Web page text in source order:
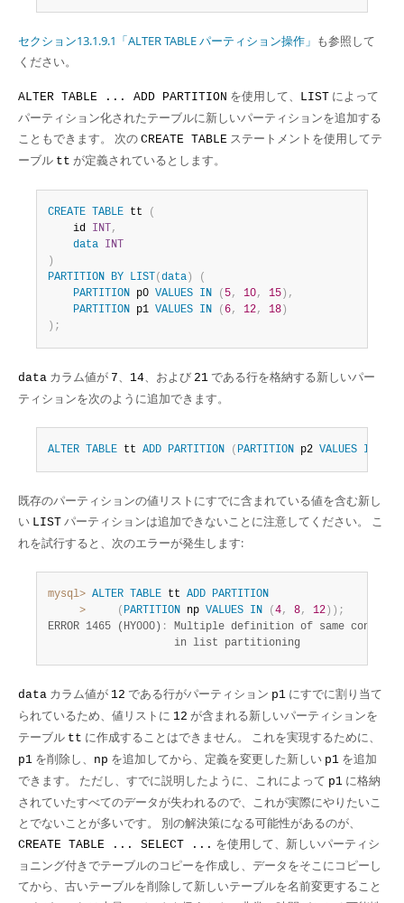
セクション13.1.9.1「ALTER TABLE パーティション操作」 も参照して
ください。
ALTER TABLE ... ADD PARTITION を使用して、 LIST によって
パーティション化されたテーブルに新しいパーティションを追加する
こともできます。 次の CREATE TABLE ステートメントを使用してテ
ーブル tt が定義されているとします。
CREATE TABLE tt
(
    id
INT ,
data INT
)
PARTITION BY LIST ( data )
(
PARTITION p0 VALUES IN ( 5, 10, 15 ) ,
PARTITION p1 VALUES IN ( 6, 12, 18 )
) ;
data カラム値が 7、 14、および 21 である行を格納する新しいパー
ティションを次のように追加できます。
ALTER TABLE tt ADD PARTITION ( PARTITION p2 VALUES IN
既存のパーティションの値リストにすでに含まれている値を含む新し
い LIST パーティションは追加できないことに注意してください。 こ
れを試行すると、次のエラーが発生します:
mysql> ALTER TABLE tt ADD PARTITION
>
( PARTITION np VALUES IN ( 4, 8, 12 ) ) ;
ERROR 1465 (HY000) :
Multiple definition of same constant
                    in list partitioning
data カラム値が 12 である行がパーティション p1 にすでに割り当て
られているため、値リストに 12 が含まれる新しいパーティションを
テーブル tt に作成することはできません。 これを実現するために、
p1 を削除し、 np を追加してから、定義を変更した新しい p1 を追加
できます。 ただし、すでに説明したように、これによって p1 に格納
されていたすべてのデータが失われるので、これが実際にやりたいこ
とでないことが多いです。 別の解決策になる可能性があるのが、
CREATE TABLE ... SELECT ... を使用して、新しいパーティシ
ョニング付きでテーブルのコピーを作成し、データをそこにコピーし
てから、古いテーブルを削除して新しいテーブルを名前変更すること